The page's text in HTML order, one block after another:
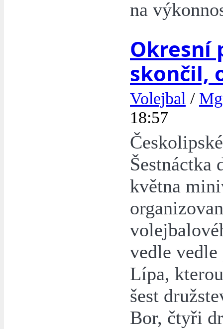
na
Okresní
skončil,
Volejbal /
18:57
Šestnáctka
května
vedle
Lípa,
šest
Bor, čtyři